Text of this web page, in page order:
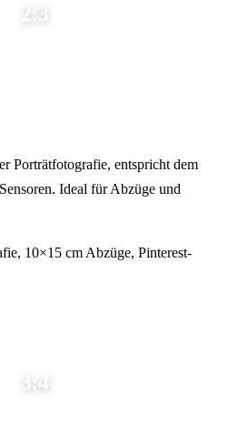
2:3
Porträtfotografie, entspricht dem
Ideal für Abzüge und
10×15 cm Abzüge, Pinterest-
3:4